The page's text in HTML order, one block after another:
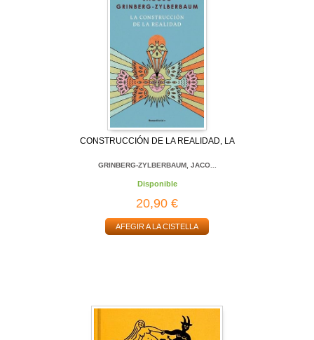
CONSTRUCCIÓN DE LA REALIDAD, LA
GRINBERG-ZYLBERBAUM, JACO...
Disponible
20,90 €
AFEGIR A LA CISTELLA